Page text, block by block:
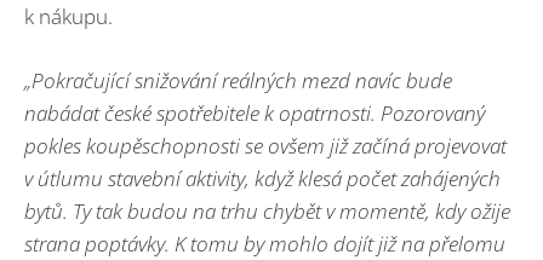
k nákupu.
„Pokračující snižování reálných mezd navíc bude
nabádat české spotřebitele k opatrnosti. Pozorovaný
pokles koupěschopnosti se ovšem již začíná projevovat
v útlumu stavební aktivity, když klesá počet zahájených
bytů. Ty tak budou na trhu chybět v momentě, kdy ožije
strana poptávky. K tomu by mohlo dojít již na přelomu